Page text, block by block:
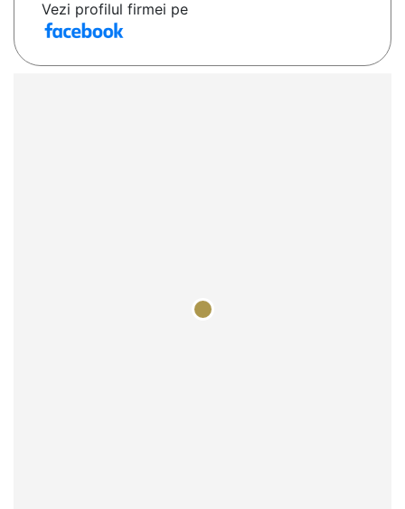
Vezi profilul firmei pe